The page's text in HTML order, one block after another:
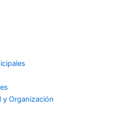
y Organización